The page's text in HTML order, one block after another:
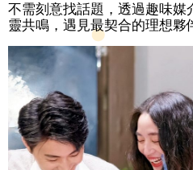
不需刻意找話題，透過趣味媒
靈共鳴，遇見最契合的理想夥